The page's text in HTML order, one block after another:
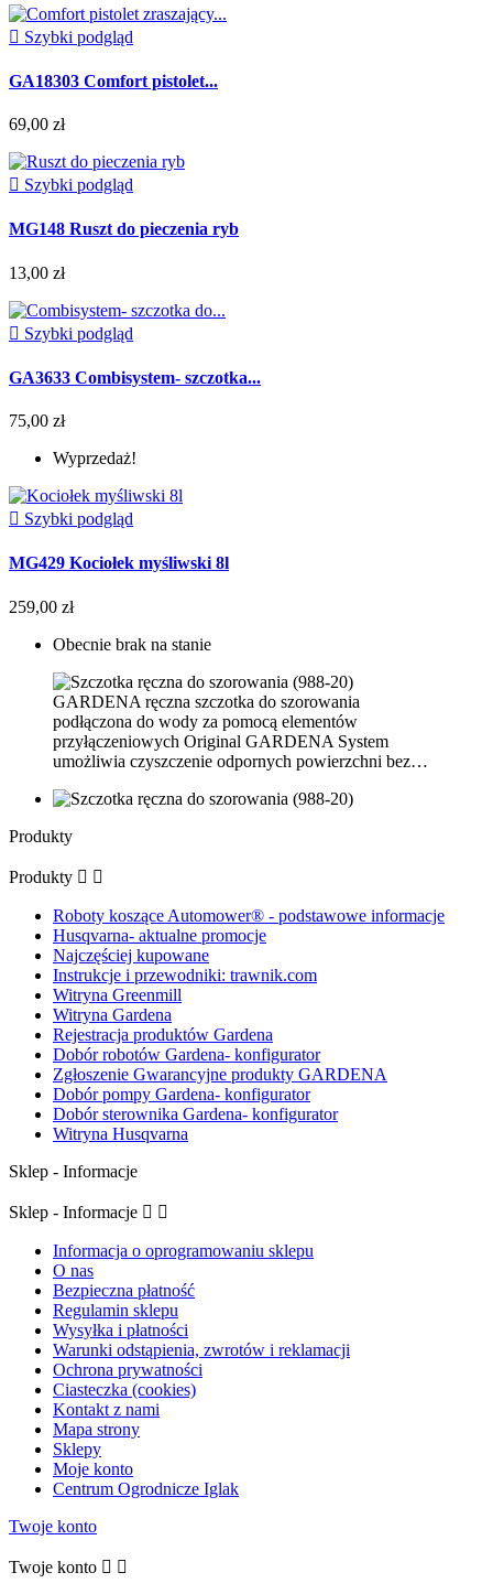
 Szybki podgląd
GA18303 Comfort pistolet...
69,00 zł
 Szybki podgląd
MG148 Ruszt do pieczenia ryb
13,00 zł
 Szybki podgląd
GA3633 Combisystem- szczotka...
75,00 zł
Wyprzedaż!
 Szybki podgląd
MG429 Kociołek myśliwski 8l
259,00 zł
Obecnie brak na stanie
GARDENA ręczna szczotka do szorowania
podłączona do wody za pomocą elementów
przyłączeniowych Original GARDENA System
umożliwia czyszczenie odpornych powierzchni bez…
Produkty
Produkty  
Roboty koszące Automower® - podstawowe informacje
Husqvarna- aktualne promocje
Najczęściej kupowane
Instrukcje i przewodniki: trawnik.com
Witryna Greenmill
Witryna Gardena
Rejestracja produktów Gardena
Dobór robotów Gardena- konfigurator
Zgłoszenie Gwarancyjne produkty GARDENA
Dobór pompy Gardena- konfigurator
Dobór sterownika Gardena- konfigurator
Witryna Husqvarna
Sklep - Informacje
Sklep - Informacje  
Informacja o oprogramowaniu sklepu
O nas
Bezpieczna płatność
Regulamin sklepu
Wysyłka i płatności
Warunki odstąpienia, zwrotów i reklamacji
Ochrona prywatności
Ciasteczka (cookies)
Kontakt z nami
Mapa strony
Sklepy
Moje konto
Centrum Ogrodnicze Iglak
Twoje konto
Twoje konto  